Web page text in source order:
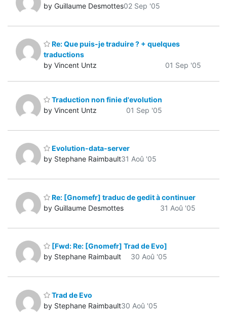
by Guillaume Desmottes02 Sep '05
Re: Que puis-je traduire ? + quelques
traductions
by Vincent Untz
01 Sep '05
Traduction non finie d'evolution
by Vincent Untz
01 Sep '05
Evolution-data-server
by Stephane Raimbault31 Aoû '05
Re: [Gnomefr] traduc de gedit à continuer
by Guillaume Desmottes
31 Aoû '05
[Fwd: Re: [Gnomefr] Trad de Evo]
by Stephane Raimbault
30 Aoû '05
Trad de Evo
by Stephane Raimbault30 Aoû '05